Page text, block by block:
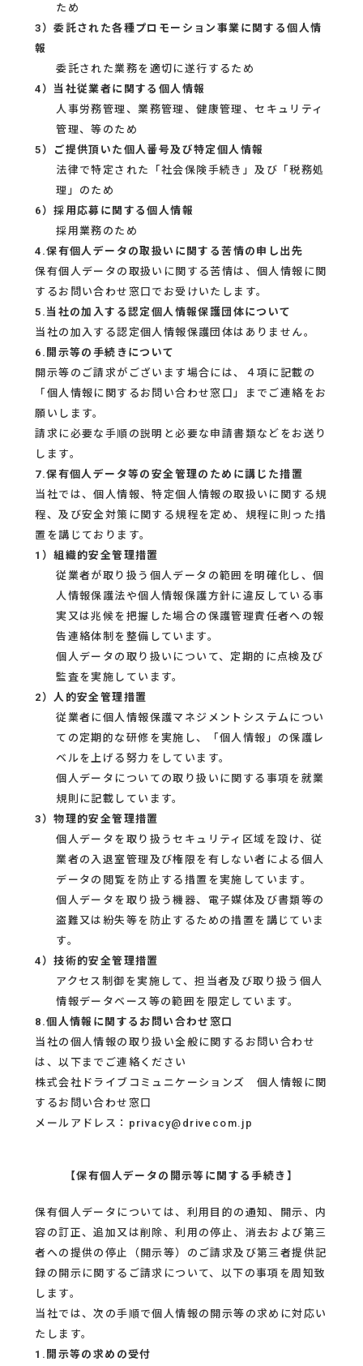
ため
3）委託された各種プロモーション事業に関する個人情
報
委託された業務を適切に遂行するため
4）当社従業者に関する個人情報
人事労務管理、業務管理、健康管理、セキュリティ
管理、等のため
5）ご提供頂いた個人番号及び特定個人情報
法律で特定された「社会保険手続き」及び「税務処
理」のため
6）採用応募に関する個人情報
採用業務のため
4.保有個人データの取扱いに関する苦情の申し出先
保有個人データの取扱いに関する苦情は、個人情報に関
するお問い合わせ窓口でお受けいたします。
5.当社の加入する認定個人情報保護団体について
当社の加入する認定個人情報保護団体はありません。
6.開示等の手続きについて
開示等のご請求がございます場合には、４項に記載の
「個人情報に関するお問い合わせ窓口」までご連絡をお
願いします。
請求に必要な手順の説明と必要な申請書類などをお送り
します。
7.保有個人データ等の安全管理のために講じた措置
当社では、個人情報、特定個人情報の取扱いに関する規
程、及び安全対策に関する規程を定め、規程に則った措
置を講じております。
1）組織的安全管理措置
従業者が取り扱う個人データの範囲を明確化し、個
人情報保護法や個人情報保護方針に違反している事
実又は兆候を把握した場合の保護管理責任者への報
告連絡体制を整備しています。
個人データの取り扱いについて、定期的に点検及び
監査を実施しています。
2）人的安全管理措置
従業者に個人情報保護マネジメントシステムについ
ての定期的な研修を実施し、「個人情報」の保護レ
ベルを上げる努力をしています。
個人データについての取り扱いに関する事項を就業
規則に記載しています。
3）物理的安全管理措置
個人データを取り扱うセキュリティ区域を設け、従
業者の入退室管理及び権限を有しない者による個人
データの閲覧を防止する措置を実施しています。
個人データを取り扱う機器、電子媒体及び書類等の
盗難又は紛失等を防止するための措置を講じていま
す。
4）技術的安全管理措置
アクセス制御を実施して、担当者及び取り扱う個人
情報データベース等の範囲を限定しています。
8.個人情報に関するお問い合わせ窓口
当社の個人情報の取り扱い全般に関するお問い合わせ
は、以下までご連絡ください
株式会社ドライブコミュニケーションズ 個人情報に関
するお問い合わせ窓口
メールアドレス：privacy@drivecom.jp
【保有個人データの開示等に関する手続き】
保有個人データについては、利用目的の通知、開示、内
容の訂正、追加又は削除、利用の停止、消去および第三
者への提供の停止（開示等）のご請求及び第三者提供記
録の開示に関するご請求について、以下の事項を周知致
します。
当社では、次の手順で個人情報の開示等の求めに対応い
たします。
1.開示等の求めの受付